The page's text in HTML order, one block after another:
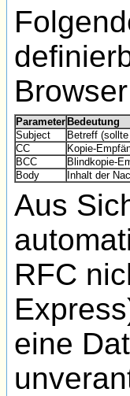
Parameter Bedeutung
Subject
Betreff
CC
Kopie-
BCC
Blindkopie-
Body
Inhalt der
Aus
RFC
eine